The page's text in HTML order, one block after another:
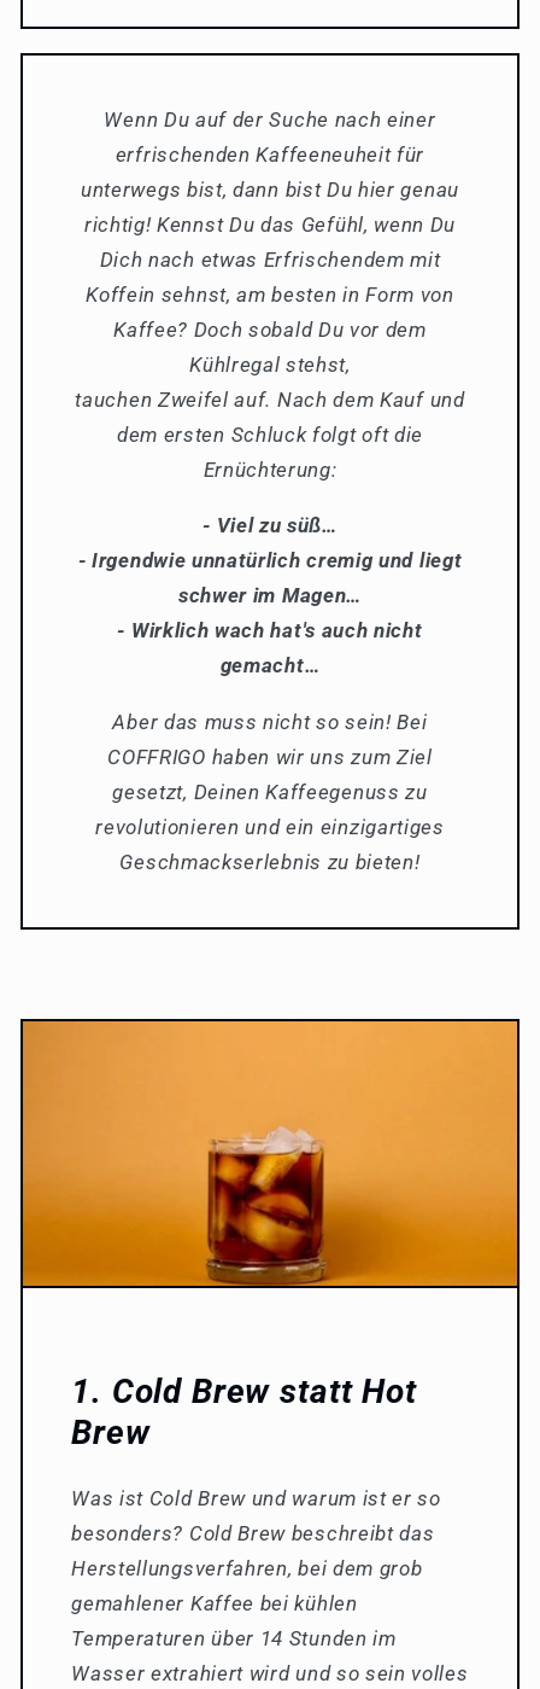
Wenn Du auf der Suche nach einer
erfrischenden Kaffeeneuheit für
unterwegs bist, dann bist Du hier genau
richtig! Kennst Du das Gefühl, wenn Du
Dich nach etwas Erfrischendem mit
Koffein sehnst, am besten in Form von
Kaffee? Doch sobald Du vor dem
Kühlregal stehst,
tauchen Zweifel auf. Nach dem Kauf und
dem ersten Schluck folgt oft die
Ernüchterung:
- Viel zu süß…
- Irgendwie unnatürlich cremig und liegt
schwer im Magen…
- Wirklich wach hat's auch nicht
gemacht…
Aber das muss nicht so sein! Bei
COFFRIGO haben wir uns zum Ziel
gesetzt, Deinen Kaffeegenuss zu
revolutionieren und ein einzigartiges
Geschmackserlebnis zu bieten!
1. Cold Brew statt Hot
Brew
Was ist Cold Brew und warum ist er so
besonders? Cold Brew beschreibt das
Herstellungsverfahren, bei dem grob
gemahlener Kaffee bei kühlen
Temperaturen über 14 Stunden im
Wasser extrahiert wird und so sein volles